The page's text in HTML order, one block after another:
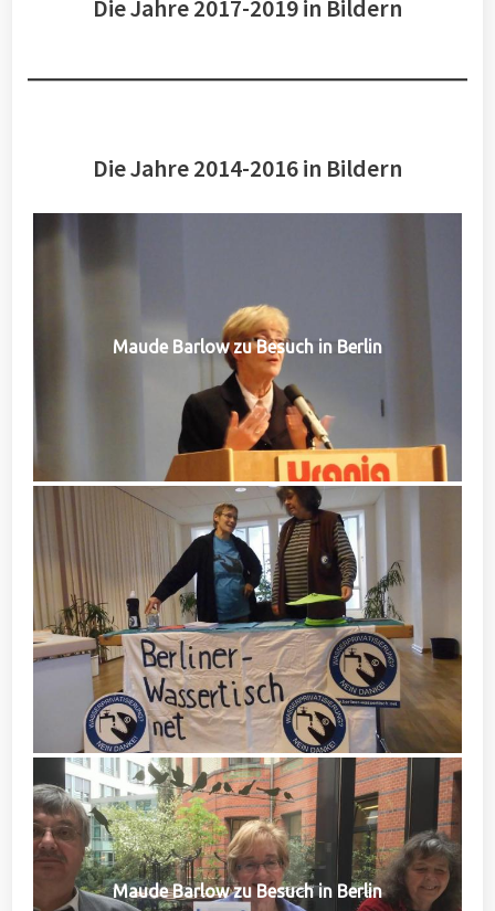
Die Jahre 2017-2019 in Bildern
Die Jahre 2014-2016 in Bildern
Maude Barlow zu Besuch in Berlin
Maude Barlow zu Besuch in Berlin